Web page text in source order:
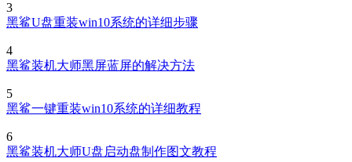
3
黑鲨U盘重装win10系统的详细步骤
4
黑鲨装机大师黑屏蓝屏的解决方法
5
黑鲨一键重装win10系统的详细教程
6
黑鲨装机大师U盘启动盘制作图文教程